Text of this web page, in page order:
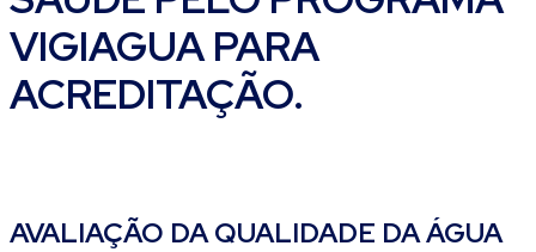
VIGIAGUA PARA
ACREDITAÇÃO.
AVALIAÇÃO DA QUALIDADE DA ÁGUA